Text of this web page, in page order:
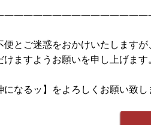
とご迷惑をおかけいたしますが、
ますようお願いを申し上げます。
になるッ】をよろしくお願い致し